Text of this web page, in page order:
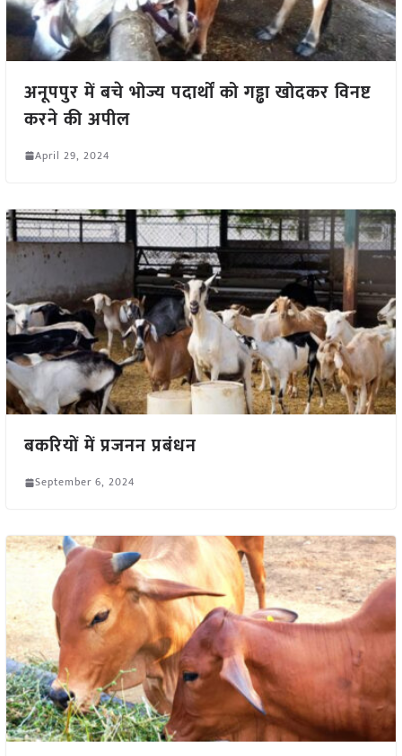
अनूपपुर में बचे भोज्य पदार्थों को गड्ढा खोदकर विनष्ट
करने की अपील
April 29, 2024
बकरियों में प्रजनन प्रबंधन
September 6, 2024